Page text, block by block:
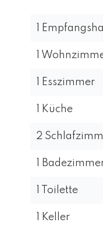
1
1
1 Esszimmer
1 Küche
2
1
1 Toilette
1 Keller